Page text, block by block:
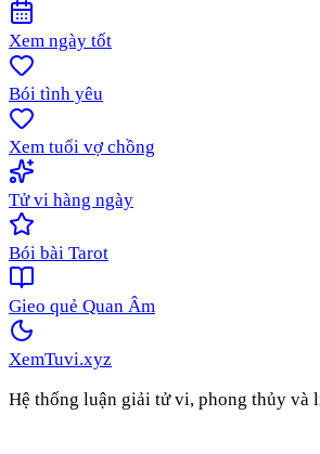
Xem ngày tốt
Bói tình yêu
Xem tuổi vợ chồng
Tử vi hàng ngày
Bói bài Tarot
Gieo quẻ Quan Âm
XemTuvi.xyz
Hệ thống luận giải tử vi, phong thủy và